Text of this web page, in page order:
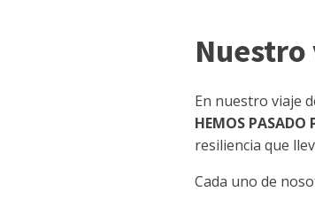
En nuestro viaje
HEMOS PASADO
resiliencia que
Cada uno de